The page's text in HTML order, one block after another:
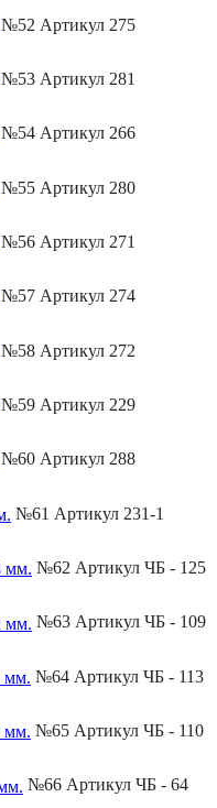
№52 Артикул 275
№53 Артикул 281
№54 Артикул 266
№55 Артикул 280
№56 Артикул 271
№57 Артикул 274
№58 Артикул 272
№59 Артикул 229
№60 Артикул 288
№61 Артикул 231-1
№62 Артикул ЧБ - 125
№63 Артикул ЧБ - 109
№64 Артикул ЧБ - 113
№65 Артикул ЧБ - 110
№66 Артикул ЧБ - 64